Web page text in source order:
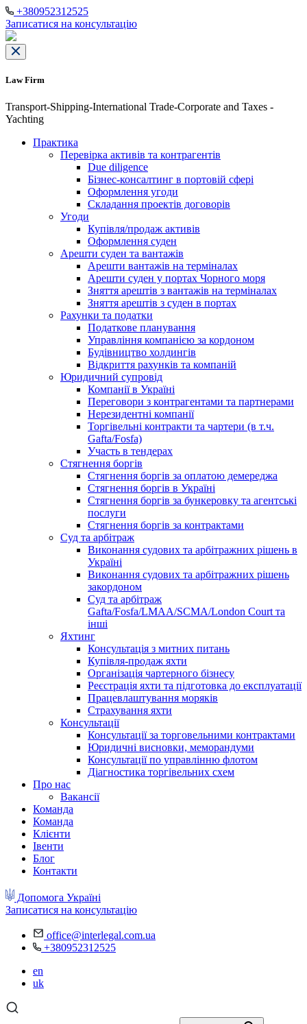
+380952312525
Записатися на консультацію
Law Firm
Transport-Shipping-International Trade-Corporate and Taxes -
Yachting
Практика
Перевірка активів та контрагентів
Due diligence
Бізнес-консалтинг в портовій сфері
Оформлення угоди
Складання проектів договорів
Угоди
Купівля/продаж активів
Оформлення суден
Арешти суден та вантажів
Арешти вантажів на терміналах
Арешти суден у портах Чорного моря
Зняття арештів з вантажів на терміналах
Зняття арештів з суден в портах
Рахунки та податки
Податкове планування
Управління компанією за кордоном
Будівництво холдингів
Відкриття рахунків та компаній
Юридичний супровід
Компанії в Україні
Переговори з контрагентами та партнерами
Нерезидентні компанії
Торгівельні контракти та чартери (в т.ч.
Gafta/Fosfa)
Участь в тендерах
Стягнення боргів
Стягнення боргів за оплатою демереджа
Стягнення боргів в Україні
Стягнення боргів за бункеровку та агентські
послуги
Стягнення боргів за контрактами
Суд та арбітраж
Виконання судових та арбітражних рішень в
Україні
Виконання судових та арбітражних рішень
закордоном
Суд та арбітраж
Gafta/Fosfa/LMAA/SCMA/London Court та
інші
Яхтинг
Консультація з митних питань
Купівля-продаж яхти
Організація чартерного бізнесу
Реєстрація яхти та підготовка до експлуатації
Працевлаштування моряків
Страхування яхти
Консультації
Консультації за торговельними контрактами
Юридичні висновки, меморандуми
Консультації по управлінню флотом
Діагностика торгівельних схем
Про нас
Вакансії
Команда
Команда
Клієнти
Івенти
Блог
Контакти
Допомога Україні
Записатися на консультацію
office@interlegal.com.ua
+380952312525
en
uk